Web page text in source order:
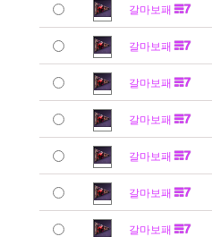
갈마보패
갈마보패
갈마보패
갈마보패
갈마보패
갈마보패
갈마보패